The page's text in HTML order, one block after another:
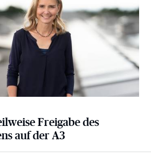
Freigabe des
auf der A3